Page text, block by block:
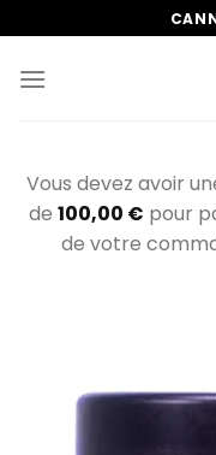
Inhalt
springen
Vous devez avoir
de 100,00 € pour
de votre